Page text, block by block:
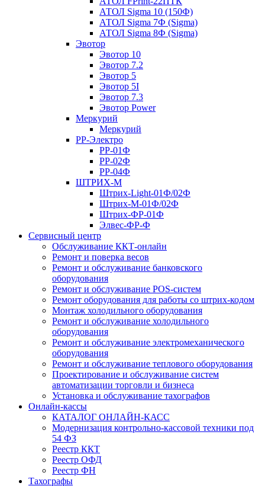
АТОЛ Sigma 10 (150Ф)
АТОЛ Sigma 7Ф (Sigma)
АТОЛ Sigma 8Ф (Sigma)
Эвотор
Эвотор 10
Эвотор 7.2
Эвотор 5
Эвотор 5I
Эвотор 7.3
Эвотор Power
Меркурий
Меркурий
РР-Электро
РР-01Ф
РР-02Ф
РР-04Ф
ШТРИХ-М
Штрих-Light-01Ф/02Ф
Штрих-М-01Ф/02Ф
Штрих-ФР-01Ф
Элвес-ФР-Ф
Сервисный центр
Обслуживание ККТ-онлайн
Ремонт и поверка весов
Ремонт и обслуживание банковского
оборудования
Ремонт и обслуживание POS-систем
Ремонт оборудования для работы со штрих-кодом
Монтаж холодильного оборудования
Ремонт и обслуживание холодильного
оборудования
Ремонт и обслуживание электромеханического
оборудования
Ремонт и обслуживание теплового оборудования
Проектирование и обслуживание систем
автоматизации торговли и бизнеса
Установка и обслуживание тахографов
Онлайн-кассы
КАТАЛОГ ОНЛАЙН-КАСС
Модернизация контрольно-кассовой техники под
54 ФЗ
Реестр ККТ
Реестр ОФД
Реестр ФН
Тахографы